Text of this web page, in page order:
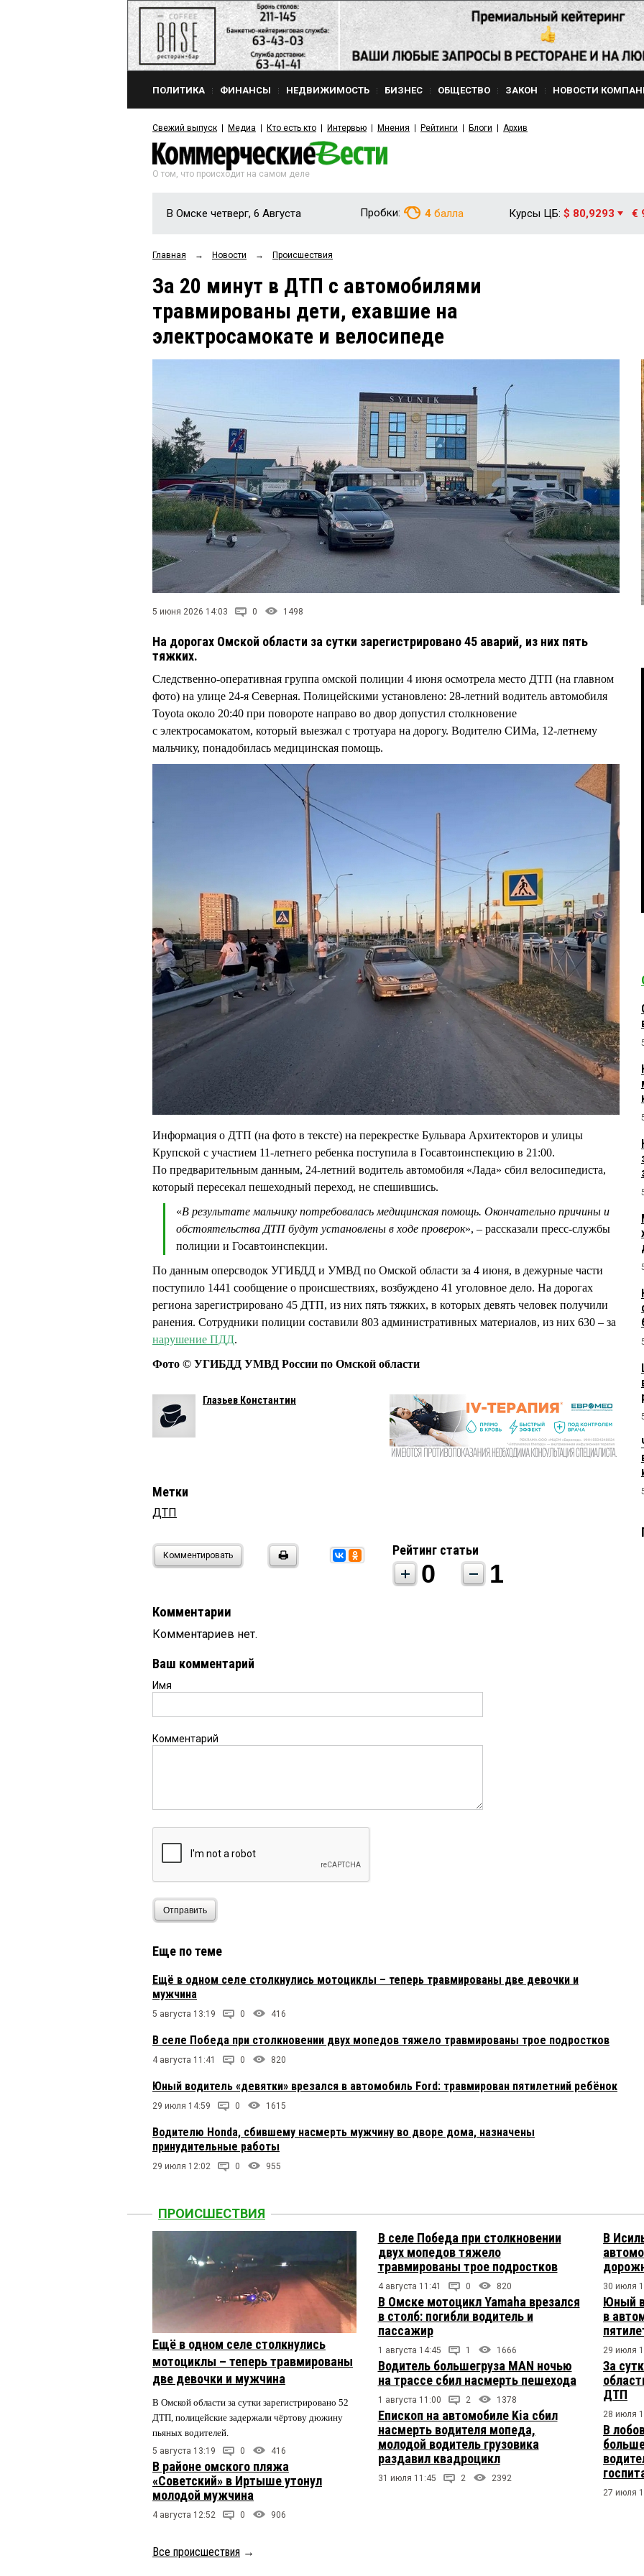
ПОЛИТИКА ФИНАНСЫ НЕДВИЖИМОСТЬ БИЗНЕС ОБЩЕСТВО ЗАКОН НОВОСТИ
Свежий выпуск Медиа Кто есть кто Интервью Мнения Рейтинги Блоги Архив
О том, что происходит на самом деле
В Омске четверг, 6 Августа Пробки: 4 балла Курсы ЦБ: $ 80,9293 €
Главная → Новости → Происшествия
За 20 минут в ДТП с автомобилями
травмированы дети, ехавшие на
электросамокате и велосипеде
5 июня 2026 14:03 0 1498
На дорогах Омской области за сутки зарегистрировано 45 аварий, из них пять
тяжких.
Следственно-оперативная группа омской полиции 4 июня осмотрела место ДТП (на главном
фото) на улице 24-я Северная. Полицейскими установлено: 28-летний водитель автомобиля
Toyota около 20:40 при повороте направо во двор допустил столкновение
с электросамокатом, который выезжал с тротуара на дорогу. Водителю СИМа, 12-летнему
мальчику, понадобилась медицинская помощь.
Информация о ДТП (на фото в тексте) на перекрестке Бульвара Архитекторов и улицы
Крупской с участием 11-летнего ребенка поступила в Госавтоинспекцию в 21:00.
По предварительным данным, 24-летний водитель автомобиля «Лада» сбил велосипедиста,
который пересекал пешеходный переход, не спешившись.
«В результате мальчику потребовалась медицинская помощь. Окончательно причины и
обстоятельства ДТП будут установлены в ходе проверок», – рассказали пресс-службы
полиции и Госавтоинспекции.
По данным оперсводок УГИБДД и УМВД по Омской области за 4 июня, в дежурные части
поступило 1441 сообщение о происшествиях, возбуждено 41 уголовное дело. На дорогах
региона зарегистрировано 45 ДТП, из них пять тяжких, в которых девять человек получили
ранения. Сотрудники полиции составили 803 административных материалов, из них 630 – за
нарушение ПДД.
Фото © УГИБДД УМВД России по Омской области
Глазьев Константин
Метки
ДТП
Комментировать Рейтинг статьи
0 1
Комментарии
Комментариев нет.
Ваш комментарий
Имя
Комментарий
Отправить
Еще по теме
Ещё в одном селе столкнулись мотоциклы – теперь травмированы две девочки и
мужчина
5 августа 13:19 0 416
В селе Победа при столкновении двух мопедов тяжело травмированы трое подростков
4 августа 11:41 0 820
Юный водитель «девятки» врезался в автомобиль Ford: травмирован пятилетний ребёнок
29 июля 14:59 0 1615
Водителю Honda, сбившему насмерть мужчину во дворе дома, назначены
принудительные работы
29 июля 12:02 0 955
ПРОИСШЕСТВИЯ
Ещё в одном селе столкнулись
мотоциклы – теперь травмированы
две девочки и мужчина
В Омской области за сутки зарегистрировано 52
ДТП, полицейские задержали чёртову дюжину
пьяных водителей.
5 августа 13:19 0 416
В районе омского пляжа
«Советский» в Иртыше утонул
молодой мужчина
4 августа 12:52 0 906
В селе Победа при столкновении
двух мопедов тяжело
травмированы трое подростков
4 августа 11:41 0 820
В Омске мотоцикл Yamaha врезался
в столб: погибли водитель и
пассажир
1 августа 14:45 1 1666
Водитель большегруза MAN ночью
на трассе сбил насмерть пешехода
1 августа 11:00 2 1378
Епископ на автомобиле Kia сбил
насмерть водителя мопеда,
молодой водитель грузовика
раздавил квадроцикл
31 июля 11:45 2 2392
В
30 июля
Юный
в
29 июля
За
ДТП
28 июля
В
27 июля
Все происшествия →